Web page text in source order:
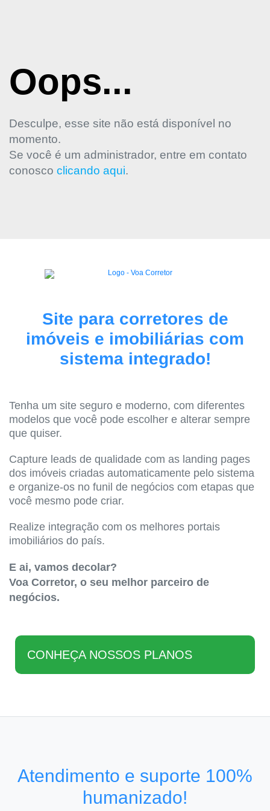
Oops...
Desculpe, esse site não está disponível no
momento.
Se você é um administrador, entre em contato
conosco clicando aqui.
Site para corretores de
imóveis e imobiliárias com
sistema integrado!
Tenha um site seguro e moderno, com diferentes
modelos que você pode escolher e alterar sempre
que quiser.
Capture leads de qualidade com as landing pages
dos imóveis criadas automaticamente pelo sistema
e organize-os no funil de negócios com etapas que
você mesmo pode criar.
Realize integração com os melhores portais
imobiliários do país.
E ai, vamos decolar?
Voa Corretor, o seu melhor parceiro de
negócios.
CONHEÇA NOSSOS PLANOS
Atendimento e suporte 100%
humanizado!